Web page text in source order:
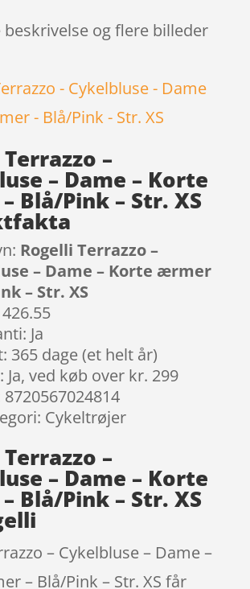
beskrivelse og flere billeder
–
– Dame – Korte
Blå/Pink – Str. XS
Rogelli Terrazzo –
– Dame – Korte ærmer
– Str. XS
Ja
365 dage (et helt år)
Ja, ved køb over kr. 299
Cykeltrøjer
–
– Dame – Korte
Blå/Pink – Str. XS
– Cykelbluse – Dame –
– Blå/Pink – Str. XS får